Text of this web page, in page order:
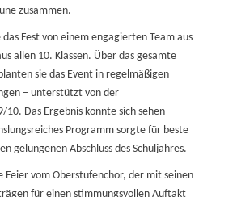
zusammen.
Fest von einem engagierten Team aus
allen 10. Klassen. Über das gesamte
sie das Event in regelmäßigen
– unterstützt von der
10. Das Ergebnis konnte sich sehen
Programm sorgte für beste
gelungenen Abschluss des Schuljahres.
Feier vom Oberstufenchor, der mit seinen
für einen stimmungsvollen Auftakt